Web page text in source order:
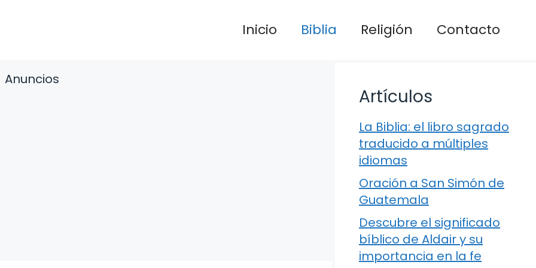
Inicio Biblia Religión Contacto
Anuncios
Artículos
La Biblia: el libro sagrado
traducido a múltiples
idiomas
Oración a San Simón de
Guatemala
Descubre el significado
bíblico de Aldair y su
importancia en la fe